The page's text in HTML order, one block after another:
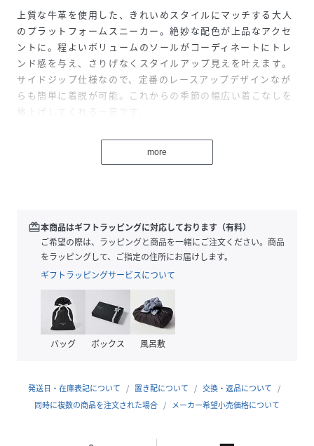
上質な牛革を使用した、きれいめスタイルにマッチする大人
のプラットフォームスニーカー。絶妙な配色が上品なアクセ
ントに。程よいボリュームのソールがコーディネートにトレ
ンド感を与え、さりげなくスタイルアップ見えを叶えます。
サイドジップ仕様なので、定番のレースアップデザインなが
らも簡単に着脱が可能。これからの季節の幅広い着こなしを
格上げしてくれる一足です。
------------------------------------
いの機器により色味が違って見える場合がございます。予め
ご了承ください。
※定価（税込）は、2026年1月1日のセール開始前の店舗に
おける販売価格です。
性別タイプ レディース
素材 甲材: 牛革, 底材: ゴム底
more
redeem本商品はギフトラッピングに対応しております（有料）
ご希望の際は、ラッピングと商品を一緒にご注文ください。商品
をラッピングして、ご指定の住所にお届けします。
ギフトラッピングサービスについて
バッグ ボックス 風呂敷
発送日・在庫表記について 置き配について
交換・返品について
同時に複数の商品を注文された場合
メーカー希望小売価格について